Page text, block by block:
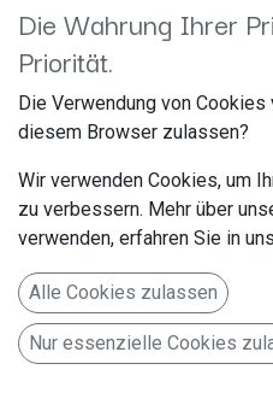
CAN-Bus Kit
Fakra>DIN 12-
Artikelnummer: 12-1324-46-15
acv GmbH
Straßburger Allee 10-12
Die Wahrung Ihrer
Priorität.
Die Verwendung von
diesem Browser zulassen?
Wir verwenden Cookies, um
zu verbessern. Mehr über
verwenden, erfahren Sie in
Alle Cookies zulassen
Nur essenzielle Cookies